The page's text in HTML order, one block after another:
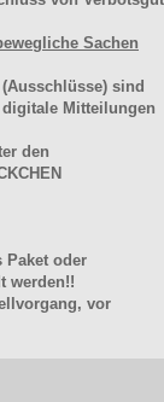
Sachen
sind
Mitteilungen
den
Paket oder
werden!!
vor